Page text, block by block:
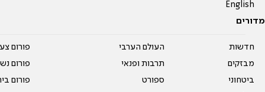
English
מדורים
חדשות
מבזקים
ביטחוני
העולם הערבי
תרבות ופנאי
ספורט
פורום
פורום
פורום